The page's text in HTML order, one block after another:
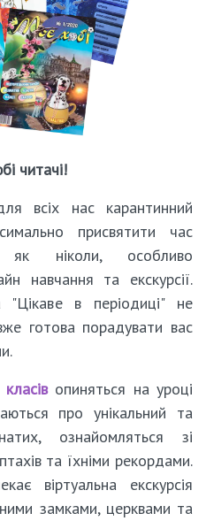
читачі!
всіх нас карантинний
присвятити час
як ніколи, особливо
навчання та екскурсії.
в періодиці" не
готова порадувати вас
опиняться на уроці
про унікальний та
ознайомляться зі
та їхніми рекордами.
віртуальна екскурсія
замками, церквами та